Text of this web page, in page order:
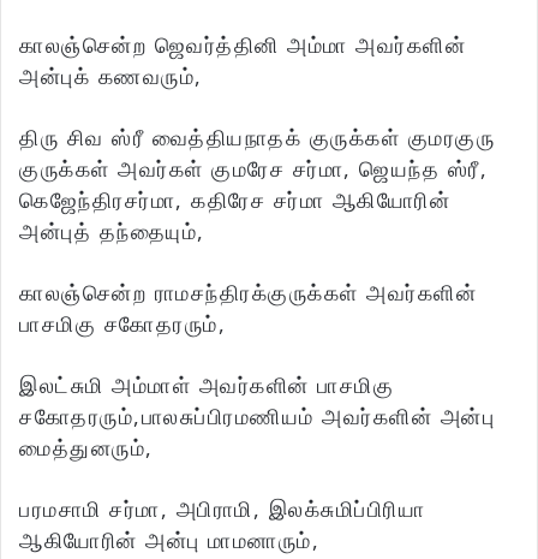
காலஞ்சென்ற ஜெவர்த்தினி அம்மா அவர்களின்
அன்புக் கணவரும்,
திரு சிவ ஸ்ரீ வைத்தியநாதக் குருக்கள் குமரகுரு
குருக்கள் அவர்கள் குமரேச சர்மா, ஜெயந்த ஸ்ரீ,
கெஜேந்திரசர்மா, கதிரேச சர்மா ஆகியோரின்
அன்புத் தந்தையும்,
காலஞ்சென்ற ராமசந்திரக்குருக்கள் அவர்களின்
பாசமிகு சகோதரரும்,
இலட்சுமி அம்மாள் அவர்களின் பாசமிகு
சகோதரரும்,பாலசுப்பிரமணியம் அவர்களின் அன்பு
மைத்துனரும்,
பரமசாமி சர்மா, அபிராமி, இலக்சுமிப்பிரியா
ஆகியோரின் அன்பு மாமனாரும்,